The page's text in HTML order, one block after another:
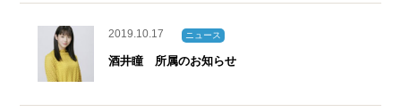
2019.10.17 ニュース
酒井瞳 所属のお知らせ